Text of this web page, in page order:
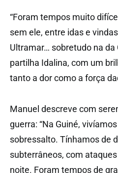
“Foram tempos muito
sem ele, entre idas e
Ultramar… sobretudo na da
partilha Idalina, com um
tanto a dor como a força
Manuel descreve com
guerra: “Na Guiné,
sobressalto. Tínhamos de
subterrâneos, com
noite. Foram tempos de